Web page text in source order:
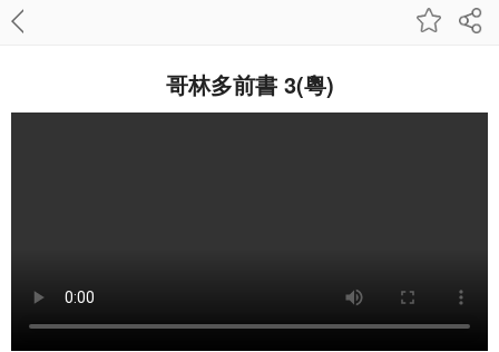
哥林多前書 3(粵)